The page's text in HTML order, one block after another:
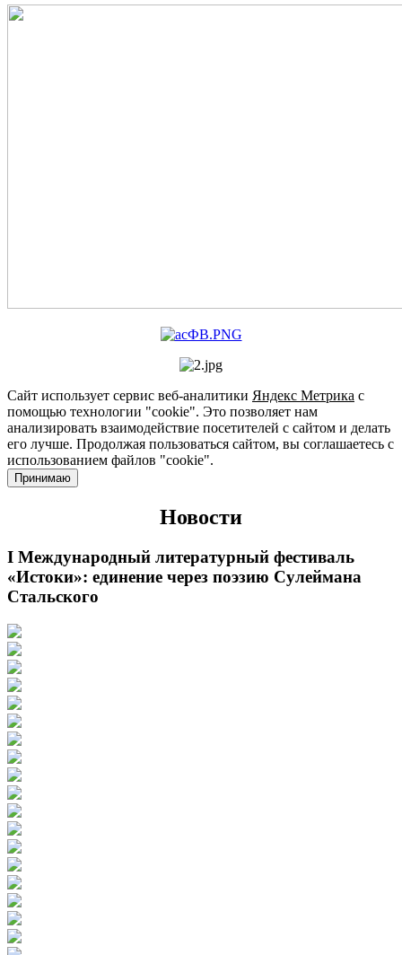
Сайт использует сервис веб-аналитики Яндекс Метрика с
помощью технологии "cookie". Это позволяет нам
анализировать взаимодействие посетителей с сайтом и делать
его лучше. Продолжая пользоваться сайтом, вы соглашаетесь с
использованием файлов "cookie".
Принимаю
Новости
I Международный литературный фестиваль
«Истоки»: единение через поэзию Сулеймана
Стальского